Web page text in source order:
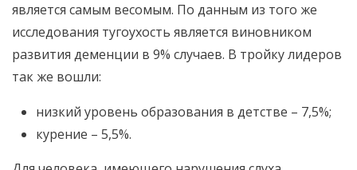
является самым весомым. По данным из того же
исследования тугоухость является виновником
развития деменции в 9% случаев. В тройку лидеров
так же вошли:
низкий уровень образования в детстве – 7,5%;
курение – 5,5%.